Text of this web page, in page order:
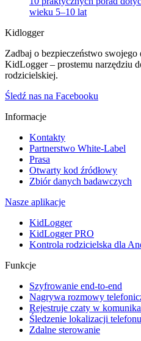
wieku 5–10 lat
Kidlogger
Zadbaj o bezpieczeństwo
KidLogger – prostemu narzędziu
rodzicielskiej.
Śledź nas na Facebooku
Informacje
Kontakty
Partnerstwo White-Label
Prasa
Otwarty kod źródłowy
Zbiór danych badawczych
Nasze aplikacje
KidLogger
KidLogger PRO
Kontrola rodzicielska dla
Funkcje
Szyfrowanie end-to-end
Nagrywa rozmowy
Rejestruje czaty w
Śledzenie lokalizacji telefonu
Zdalne sterowanie